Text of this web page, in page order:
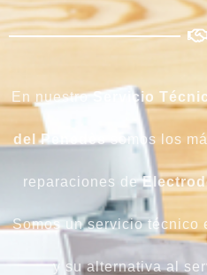
En nuestroServicio
del Penedèssomos los
reparaciones de
Somos un servicio técnico
y su alternativa al